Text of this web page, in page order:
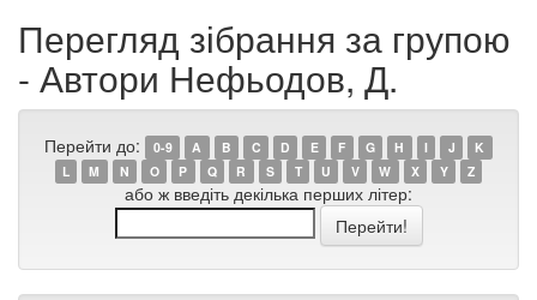
Перегляд зібрання за групою
- Автори Нефьодов, Д.
Перейти до: 0-9 A B C D E F G H I J
K
L
M N O P Q R S T U V W X Y Z
або ж введіть декілька перших літер: